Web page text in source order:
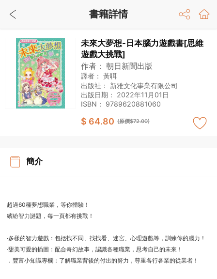
未來大夢想-日本腦力遊戲書[思維
遊戲大挑戰]
作者： 朝日新聞出版
譯者： 黃聑
出版社： 新雅文化事業有限公司
出版日期： 2022年11月01日
ISBN： 9789620881060
$ 64.80 (原價$72.00)
簡介
超過60種夢想職業，等你體驗！
繽紛智力謎題，每一頁都有挑戰！
‧多樣的智力遊戲：包括找不同、找找看、迷宮、心理遊戲等，訓練你的腦力！
‧甜美可愛的插圖：配合奇幻故事，認識各種職業，思考自己的未來！
．豐富小知識專欄：了解職業背後的付出的努力，尊重各行各業的從業者！
書籍詳情